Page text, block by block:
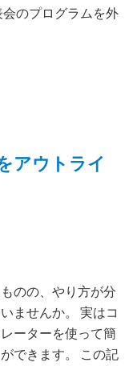
のプログラムを外
アウトライ
のの、やり方が分
ませんか。 実はコ
ーターを使って簡
できます。 この記